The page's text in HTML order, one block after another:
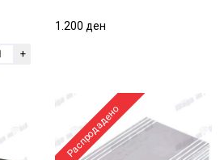
+
5A 60W.
1.200 ден
Распродадено